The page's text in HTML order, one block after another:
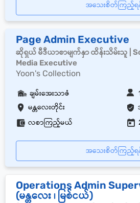
အသေးစိတ်ကြည့်ရ
Page Admin Executive
ဆိုရှယ် မီဒီယာစာမျက်နှာ ထိန်းသိမ်းသူ |
Media Executive
Yoon's Collection
မန္တလေးတိုင်း
ချမ်းအေးသာဇံ
လစာကြည့်မယ်
အသေးစိတ်ကြည့်ရ
Operations Admin
(မန္တလေး ၊ မြစ်ငယ်)